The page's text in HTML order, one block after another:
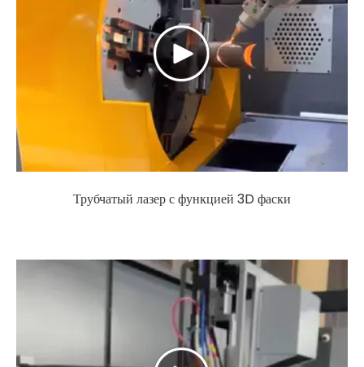
Трубчатый лазер с функцией 3D фаски